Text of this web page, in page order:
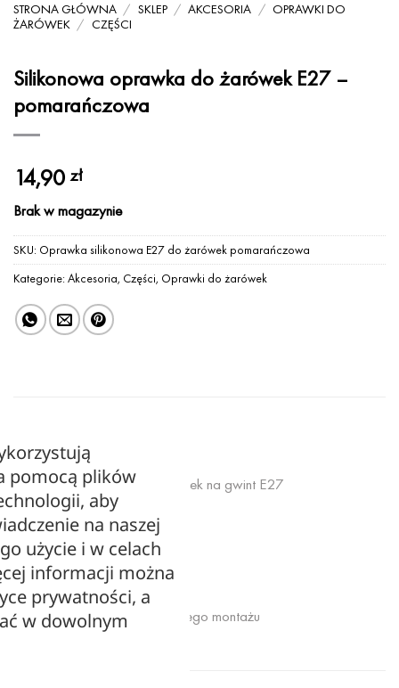
STRONA GŁÓWNA / SKLEP / AKCESORIA / OPRAWKI DO
ŻARÓWEK / CZĘŚCI
Silikonowa oprawka do żarówek E27 –
pomarańczowa
14,90zł
Brak w magazynie
SKU: Oprawka silikonowa E27 do żarówek pomarańczowa
Kategorie: Akcesoria, Części, Oprawki do żarówek
Oprawki silikonowe do żarówek na gwint E27
Kolor: pomarańczowy
Gwint: E27
Przeznaczone do samodzielnego montażu
pomocą plików
aby
na naszej
użycie i w celach
informacji można
prywatności, a
w dowolnym